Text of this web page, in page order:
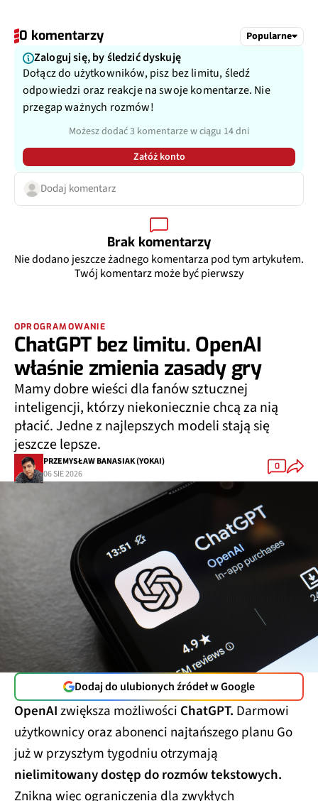
0 komentarzy Popularne
Zaloguj się, by śledzić dyskuję
Dołącz do użytkowników, pisz bez limitu, śledź
odpowiedzi oraz reakcje na swoje komentarze. Nie
przegap ważnych rozmów!
Możesz dodać 3 komentarze w ciągu 14 dni
Załóż konto
Dodaj komentarz
Brak komentarzy
Nie dodano jeszcze żadnego komentarza pod tym artykułem.
Twój komentarz może być pierwszy
OPROGRAMOWANIE
ChatGPT bez limitu. OpenAI
właśnie zmienia zasady gry
Mamy dobre wieści dla fanów sztucznej
inteligencji, którzy niekoniecznie chcą za nią
płacić. Jedne z najlepszych modeli stają się
jeszcze lepsze.
PRZEMYSŁAW BANASIAK (YOKAI)
06 SIE 2026
0
Dodaj do ulubionych źródeł w Google
OpenAIzwiększa możliwości ChatGPT. Darmowi
użytkownicy oraz abonenci najtańszego planu Go
już w przyszłym tygodniu otrzymają
nielimitowany dostęp do rozmów tekstowych.
Znikną więc ograniczenia dla zwykłych